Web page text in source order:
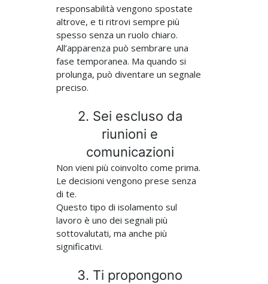
responsabilità vengono spostate
altrove, e ti ritrovi sempre più
spesso senza un ruolo chiaro.
All’apparenza può sembrare una
fase temporanea. Ma quando si
prolunga, può diventare un segnale
preciso.
2. Sei escluso da
riunioni e
comunicazioni
Non vieni più coinvolto come prima.
Le decisioni vengono prese senza
di te.
Questo tipo di isolamento sul
lavoro è uno dei segnali più
sottovalutati, ma anche più
significativi.
3. Ti propongono